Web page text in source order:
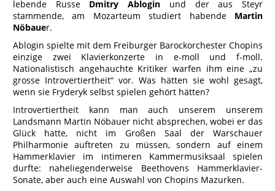
lebende Russe Dmitry Ablogin und der aus Steyr
stammende, am Mozarteum studiert habende Martin
Nöbauer.
Ablogin spielte mit dem Freiburger Barockorchester Chopins
einzige zwei Klavierkonzerte in e-moll und f-moll.
Nationalistisch angehauchte Kritiker warfen ihm eine „zu
grosse Introvertiertheit“ vor. Was hätten sie wohl gesagt,
wenn sie Fryderyk selbst spielen gehört hätten?
Introvertiertheit kann man auch unserem unserem
Landsmann Martin Nöbauer nicht absprechen, wobei er das
Glück hatte, nicht im Großen Saal der Warschauer
Philharmonie auftreten zu müssen, sondern auf einem
Hammerklavier im intimeren Kammermusiksaal spielen
durfte: naheliegenderweise Beethovens Hammerklavier-
Sonate, aber auch eine Auswahl von Chopins Mazurken.